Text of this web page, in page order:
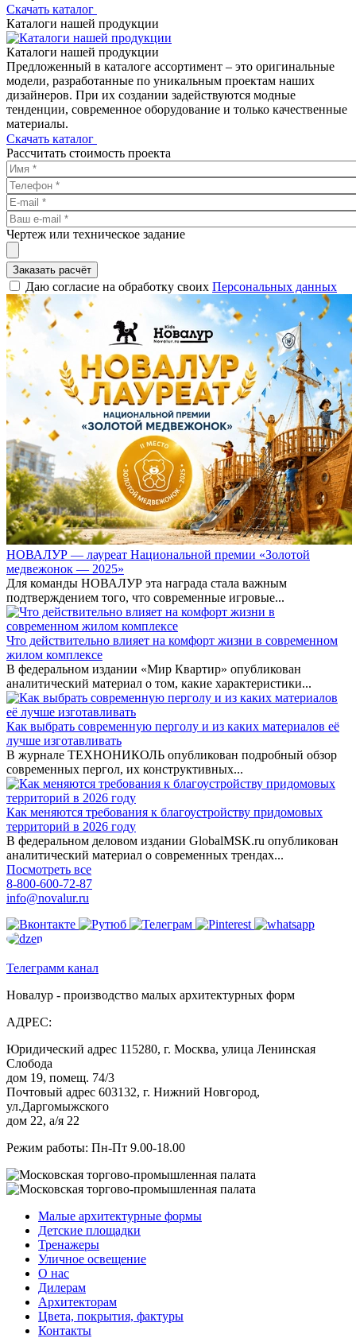
Скачать каталог
Каталоги нашей продукции
Каталоги нашей продукции
Предложенный в каталоге ассортимент – это оригинальные
модели, разработанные по уникальным проектам наших
дизайнеров. При их создании задействуются модные
тенденции, современное оборудование и только качественные
материалы.
Скачать каталог
Рассчитать стоимость проекта
Чертеж или техническое задание
Заказать расчёт
Даю согласие на обработку своих Персональных данных
НОВАЛУР — лауреат Национальной премии «Золотой
медвежонок — 2025»
Для команды НОВАЛУР эта награда стала важным
подтверждением того, что современные игровые...
Что действительно влияет на комфорт жизни в современном
жилом комплексе
В федеральном издании «Мир Квартир» опубликован
аналитический материал о том, какие характеристики...
Как выбрать современную перголу и из каких материалов её
лучше изготавливать
В журнале ТЕХНОНИКОЛЬ опубликован подробный обзор
современных пергол, их конструктивных...
Как меняются требования к благоустройству придомовых
территорий в 2026 году
В федеральном деловом издании GlobalMSK.ru опубликован
аналитический материал о современных трендах...
Посмотреть все
8-800-600-72-87
info@novalur.ru
Телеграмм канал
Новалур - производство малых архитектурных форм
АДРЕС:
Юридический адрес 115280, г. Москва, улица Ленинская
Слобода
дом 19, помещ. 74/3
Почтовый адрес 603132, г. Нижний Новгород,
ул.Даргомыжского
дом 22, а/я 22
Режим работы: Пн-Пт 9.00-18.00
Малые архитектурные формы
Детские площадки
Тренажеры
Уличное освещение
О нас
Дилерам
Архитекторам
Цвета, покрытия, фактуры
Контакты